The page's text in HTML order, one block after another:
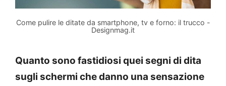
Come pulire le ditate da smartphone, tv e forno: il trucco -
Designmag.it
Quanto sono fastidiosi quei segni di dita
sugli schermi che danno una sensazione